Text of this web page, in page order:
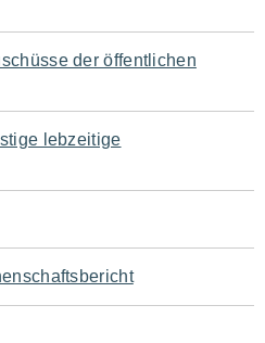
der öffentlichen
lebzeitige